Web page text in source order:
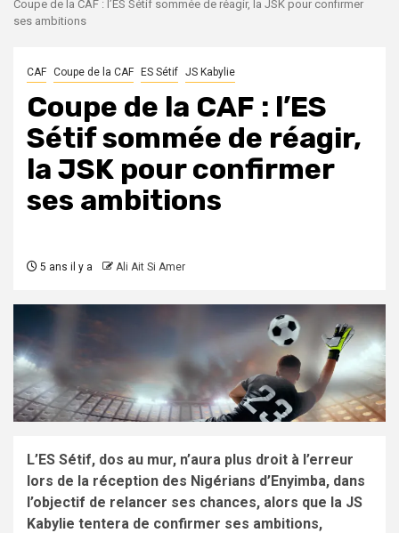
Coupe de la CAF : l’ES Sétif sommée de réagir, la JSK pour confirmer
ses ambitions
CAF Coupe de la CAF ES Sétif JS Kabylie
Coupe de la CAF : l’ES
Sétif sommée de réagir,
la JSK pour confirmer
ses ambitions
5 ans il y a Ali Ait Si Amer
L’ES Sétif, dos au mur, n’aura plus droit à l’erreur
lors de la réception des Nigérians d’Enyimba, dans
l’objectif de relancer ses chances, alors que la JS
Kabylie tentera de confirmer ses ambitions,